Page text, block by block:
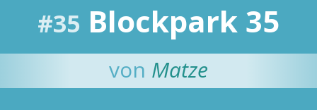
#35 Blockpark 35
von Matze